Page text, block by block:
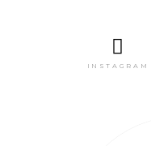
INSTAGRAM